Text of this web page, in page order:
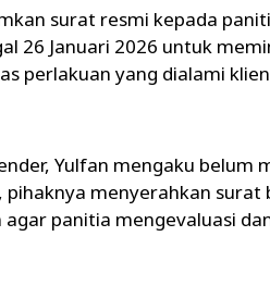
surat resmi kepada
26 Januari 2026 untuk
perlakuan yang dialami
Yulfan mengaku belum
pihaknya menyerahkan
panitia mengevaluasi